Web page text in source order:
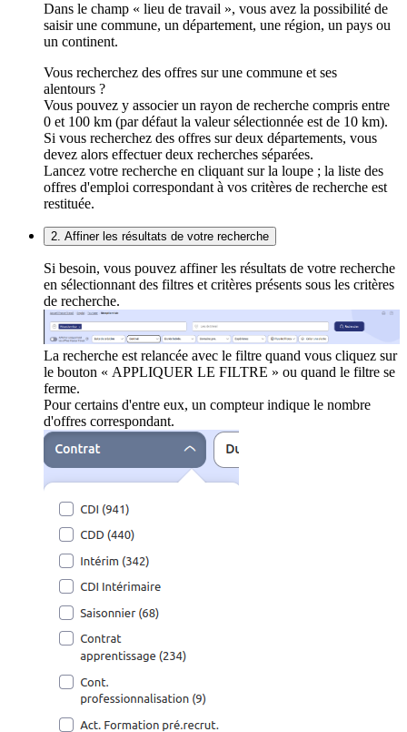
Dans le champ « lieu de travail », vous avez la possibilité de
saisir une commune, un département, une région, un pays ou
un continent.
Vous recherchez des offres sur une commune et ses
alentours ?
Vous pouvez y associer un rayon de recherche compris entre
0 et 100 km (par défaut la valeur sélectionnée est de 10 km).
Si vous recherchez des offres sur deux départements, vous
devez alors effectuer deux recherches séparées.
Lancez votre recherche en cliquant sur la loupe ; la liste des
offres d'emploi correspondant à vos critères de recherche est
restituée.
2. Affiner les résultats de votre recherche
Si besoin, vous pouvez affiner les résultats de votre recherche
en sélectionnant des filtres et critères présents sous les critères
de recherche.
La recherche est relancée avec le filtre quand vous cliquez sur
le bouton « APPLIQUER LE FILTRE » ou quand le filtre se
ferme.
Pour certains d'entre eux, un compteur indique le nombre
d'offres correspondant.